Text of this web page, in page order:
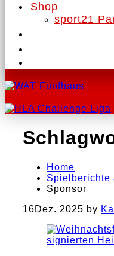
Shop
sport21
Home
Spielberichte
Sponsor
16Dez. 2025 by